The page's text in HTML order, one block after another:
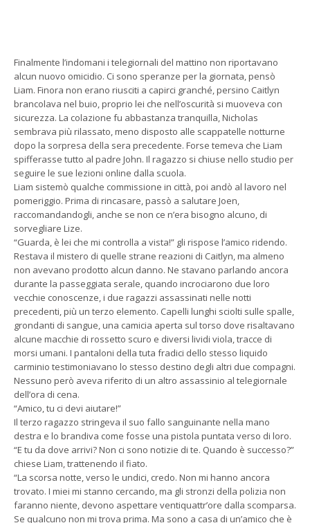
Finalmente l’indomani i telegiornali del mattino non riportavano
alcun nuovo omicidio. Ci sono speranze per la giornata, pensò
Liam. Finora non erano riusciti a capirci granché, persino Caitlyn
brancolava nel buio, proprio lei che nell’oscurità si muoveva con
sicurezza. La colazione fu abbastanza tranquilla, Nicholas
sembrava più rilassato, meno disposto alle scappatelle notturne
dopo la sorpresa della sera precedente. Forse temeva che Liam
spifferasse tutto al padre John. Il ragazzo si chiuse nello studio per
seguire le sue lezioni online dalla scuola.
Liam sistemò qualche commissione in città, poi andò al lavoro nel
pomeriggio. Prima di rincasare, passò a salutare Joen,
raccomandandogli, anche se non ce n’era bisogno alcuno, di
sorvegliare Lize.
“Guarda, è lei che mi controlla a vista!” gli rispose l’amico ridendo.
Restava il mistero di quelle strane reazioni di Caitlyn, ma almeno
non avevano prodotto alcun danno. Ne stavano parlando ancora
durante la passeggiata serale, quando incrociarono due loro
vecchie conoscenze, i due ragazzi assassinati nelle notti
precedenti, più un terzo elemento. Capelli lunghi sciolti sulle spalle,
grondanti di sangue, una camicia aperta sul torso dove risaltavano
alcune macchie di rossetto scuro e diversi lividi viola, tracce di
morsi umani. I pantaloni della tuta fradici dello stesso liquido
carminio testimoniavano lo stesso destino degli altri due compagni.
Nessuno però aveva riferito di un altro assassinio al telegiornale
dell’ora di cena.
“Amico, tu ci devi aiutare!”
Il terzo ragazzo stringeva il suo fallo sanguinante nella mano
destra e lo brandiva come fosse una pistola puntata verso di loro.
“E tu da dove arrivi? Non ci sono notizie di te. Quando è successo?”
chiese Liam, trattenendo il fiato.
“La scorsa notte, verso le undici, credo. Non mi hanno ancora
trovato. I miei mi stanno cercando, ma gli stronzi della polizia non
faranno niente, devono aspettare ventiquattr’ore dalla scomparsa.
Se qualcuno non mi trova prima. Ma sono a casa di un’amico che è